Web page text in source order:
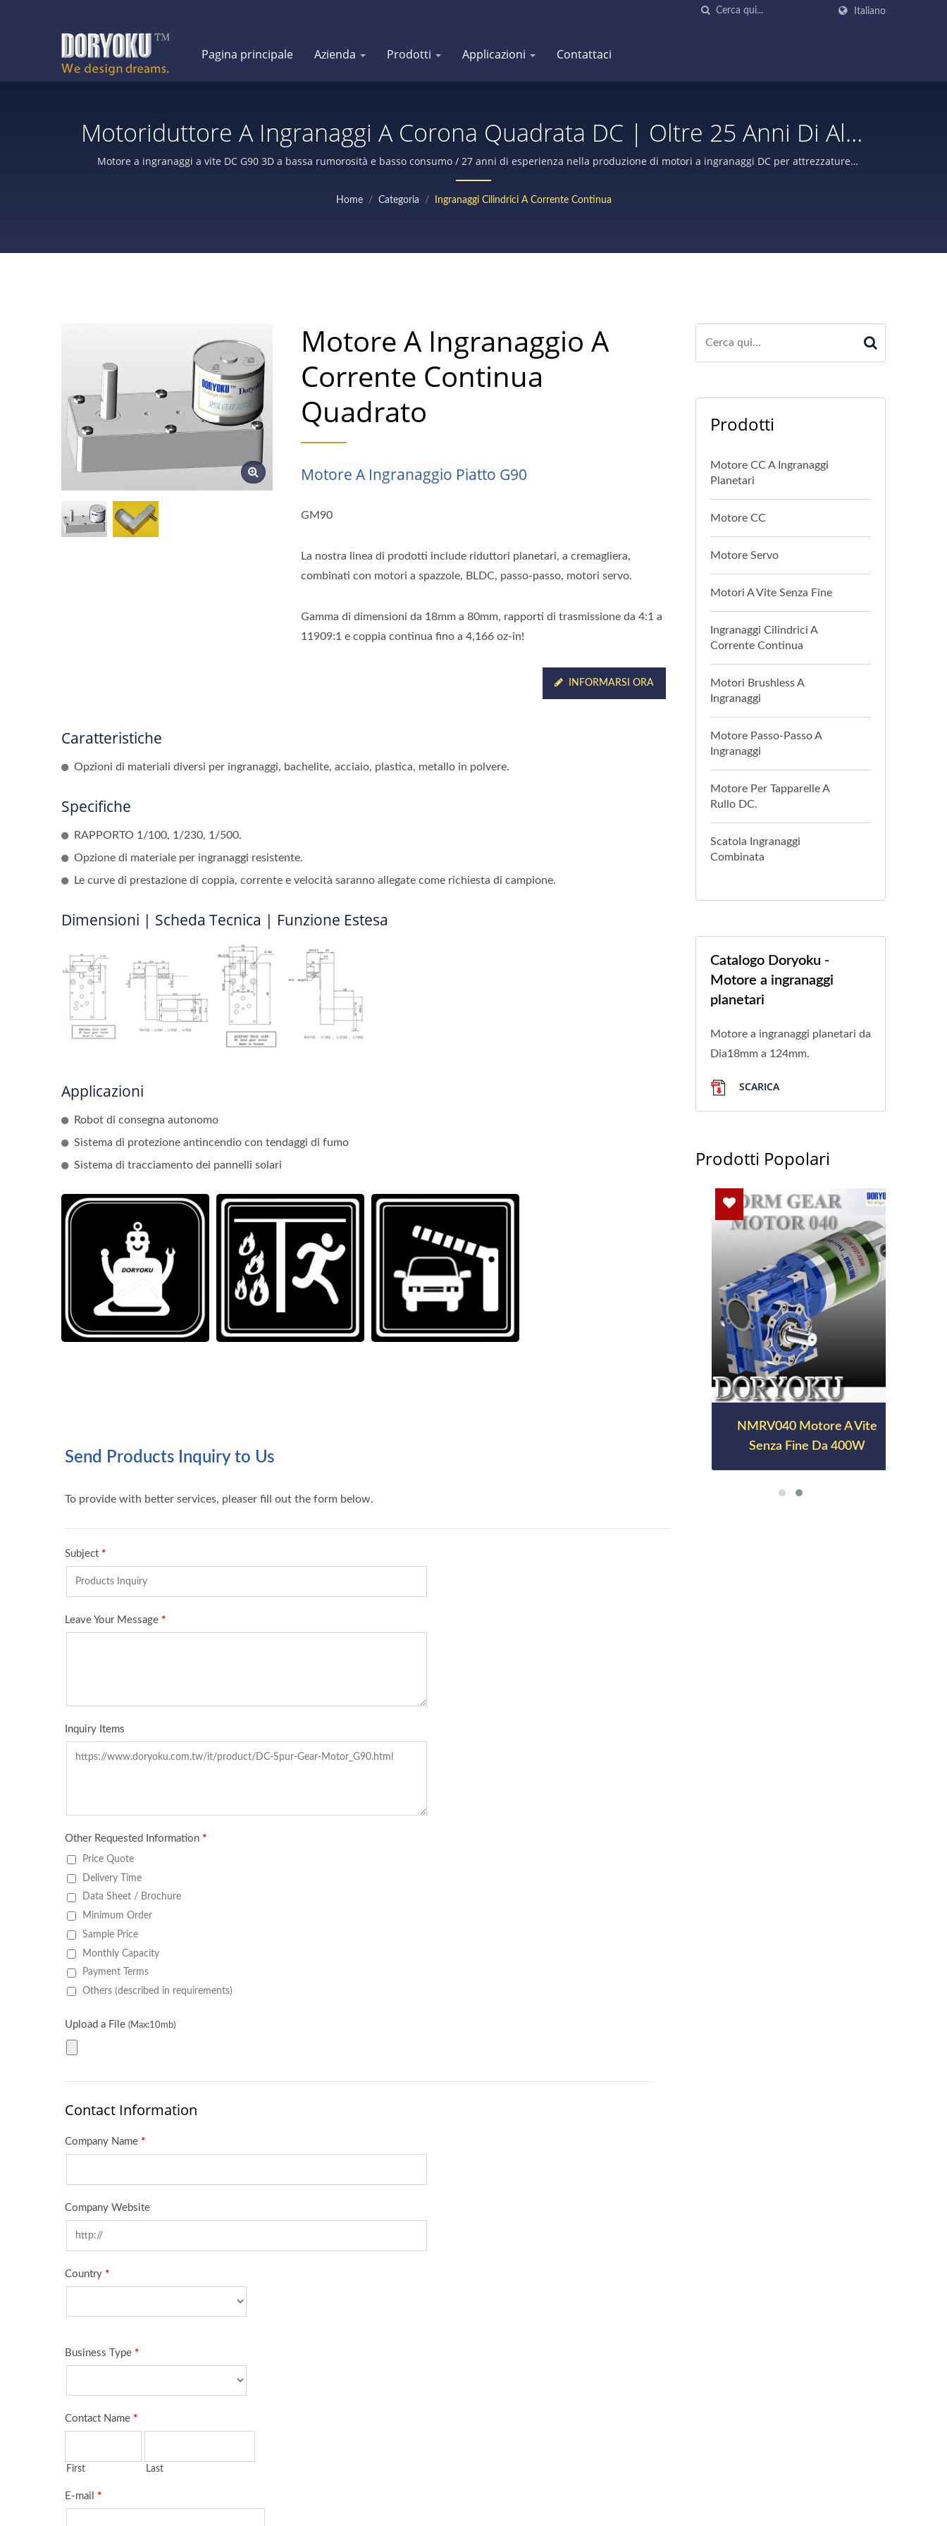
Italiano
Pagina principale Azienda Prodotti Applicazioni Contattaci
Motoriduttore A Ingranaggi A Corona Quadrata DC | Oltre 25 Anni Di Alta
Coppia E Alta Qualità Di Produzione Di Motori A Ingranaggi DC | Doryoku
Technical Corp.
Motore a ingranaggi a vite DC G90 3D a bassa rumorosità e basso consumo / 27 anni di esperienza nella produzione di motori a ingranaggi DC per attrezzature
mediche, robot, porte automatiche, utensili elettrici, attrezzature agricole, con encoder o freno, serrature di sicurezza, ecc.
Home / Categoria / Ingranaggi Cilindrici A Corrente Continua
Motore A Ingranaggio A
Corrente Continua
Quadrato
Motore A Ingranaggio Piatto G90
GM90
La nostra linea di prodotti include riduttori planetari, a cremagliera,
combinati con motori a spazzole, BLDC, passo-passo, motori servo.
Gamma di dimensioni da 18mm a 80mm, rapporti di trasmissione da 4:1 a
11909:1 e coppia continua fino a 4,166 oz-in!
INFORMARSI ORA
Caratteristiche
Opzioni di materiali diversi per ingranaggi, bachelite, acciaio, plastica, metallo in polvere.
Specifiche
RAPPORTO 1/100, 1/230, 1/500.
Opzione di materiale per ingranaggi resistente.
Le curve di prestazione di coppia, corrente e velocità saranno allegate come richiesta di campione.
Dimensioni | Scheda Tecnica | Funzione Estesa
Applicazioni
Robot di consegna autonomo
Sistema di protezione antincendio con tendaggi di fumo
Sistema di tracciamento dei pannelli solari
Prodotti
Motore CC A Ingranaggi
Planetari
Motore CC
Motore Servo
Motori A Vite Senza Fine
Ingranaggi Cilindrici A
Corrente Continua
Motori Brushless A
Ingranaggi
Motore Passo-Passo A
Ingranaggi
Motore Per Tapparelle A
Rullo DC.
Scatola Ingranaggi
Combinata
Catalogo Doryoku -
Motore a ingranaggi
planetari
Motore a ingranaggi planetari da
Dia18mm a 124mm.
SCARICA
Prodotti Popolari
NMRV040 Motore A Vite
Senza Fine Da 400W